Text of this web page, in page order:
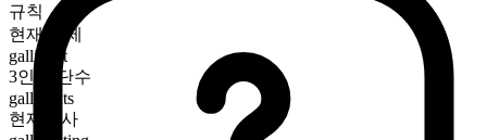
규칙
현재 시제
gallivant
3인칭 단수
gallivants
현재분사